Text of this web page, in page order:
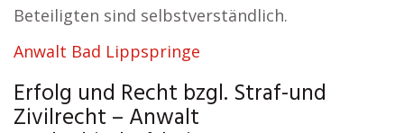
Beteiligten sind selbstverständlich.
Anwalt Bad Lippspringe
Erfolg und Recht bzgl. Straf-und
Zivilrecht – Anwalt